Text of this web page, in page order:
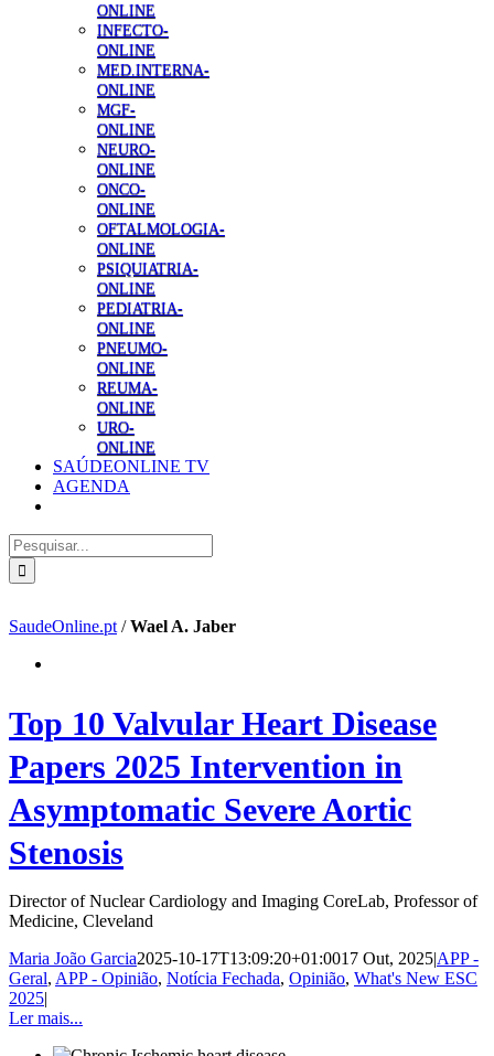
ONLINE
INFECTO-
ONLINE
MED.INTERNA-
ONLINE
MGF-
ONLINE
NEURO-
ONLINE
ONCO-
ONLINE
OFTALMOLOGIA-
ONLINE
PSIQUIATRIA-
ONLINE
PEDIATRIA-
ONLINE
PNEUMO-
ONLINE
REUMA-
ONLINE
URO-
ONLINE
SAÚDEONLINE TV
AGENDA
Pesquisar
SaudeOnline.pt /Wael A. Jaber
Top 10 Valvular Heart Disease
Papers 2025 Intervention in
Asymptomatic Severe Aortic
Stenosis
Director of Nuclear Cardiology and Imaging CoreLab, Professor of
Medicine, Cleveland
Maria João Garcia2025-10-17T13:09:20+01:0017 Out, 2025|APP -
Geral, APP - Opinião, Notícia Fechada, Opinião, What's New ESC
2025|
Ler mais...